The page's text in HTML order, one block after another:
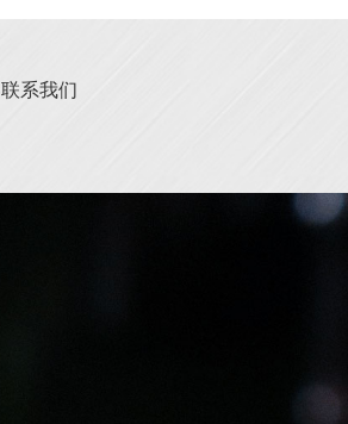
联系我们